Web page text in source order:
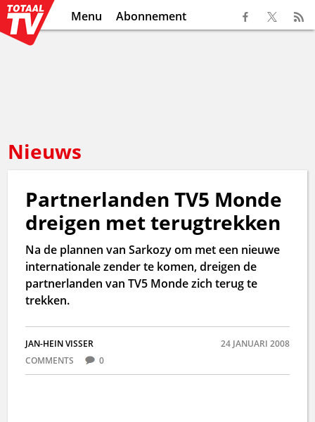
Menu Abonnement
Nieuws
Partnerlanden TV5 Monde
dreigen met terugtrekken
Na de plannen van Sarkozy om met een nieuwe
internationale zender te komen, dreigen de
partnerlanden van TV5 Monde zich terug te
trekken.
JAN-HEIN VISSER
24 JANUARI 2008
COMMENTS
0